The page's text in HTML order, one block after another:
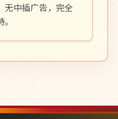
无中插广告，完全